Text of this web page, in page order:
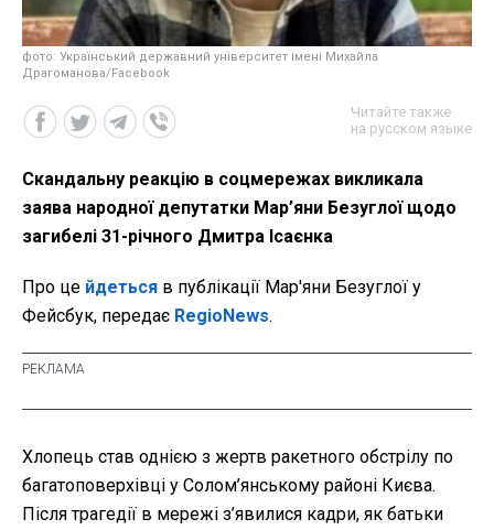
фото: Український державний університет імені Михайла
Драгоманова/Facebook
Читайте также
на русском языке
Скандальну реакцію в соцмережах викликала
заява народної депутатки Мар’яни Безуглої щодо
загибелі 31-річного Дмитра Ісаєнка
Про це йдеться в публікації Мар'яни Безуглої у
Фейсбук, передає RegioNews.
Хлопець став однією з жертв ракетного обстрілу по
багатоповерхівці у Солом’янському районі Києва.
Після трагедії в мережі з’явилися кадри, як батьки